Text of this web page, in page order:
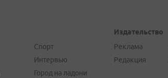
Спорт
Интервью
Город на ладони
Издательство
Реклама
Редакция